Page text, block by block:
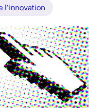
l’innovation